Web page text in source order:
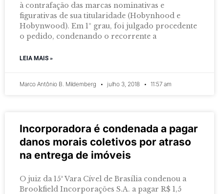
à contrafação das marcas nominativas e
figurativas de sua titularidade (Hobynhood e
Hobynwood). Em 1º grau, foi julgado procedente
o pedido, condenando o recorrente a
LEIA MAIS »
Marco Antônio B. Mildemberg julho 3, 2018 11:57 am
Incorporadora é condenada a pagar
danos morais coletivos por atraso
na entrega de imóveis
O juiz da 15ª Vara Cível de Brasília condenou a
Brookfield Incorporações S.A. a pagar R$ 1,5